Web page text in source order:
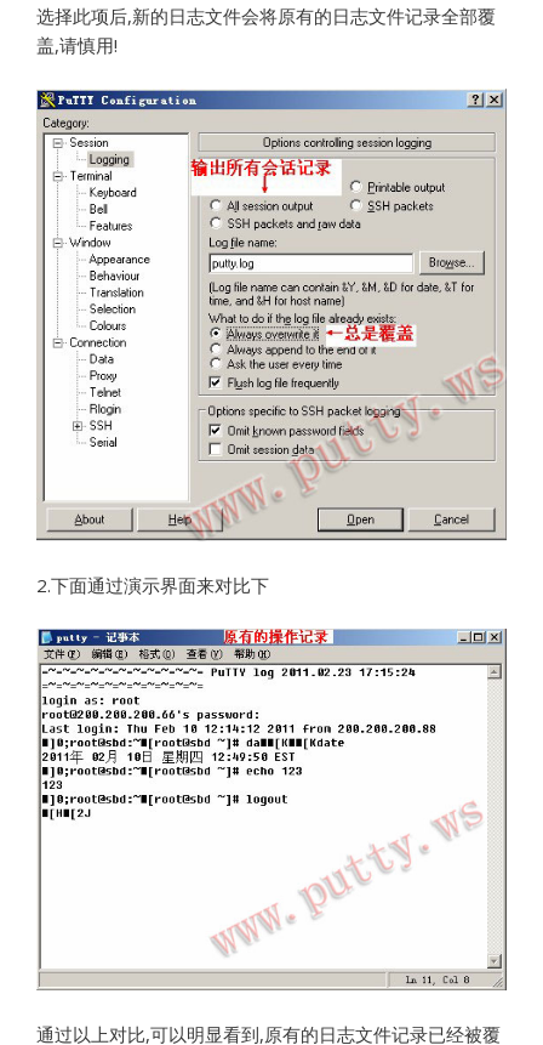
选择此项后,新的日志文件会将原有的日志文件记录全部覆
盖,请慎用!
2.下面通过演示界面来对比下
通过以上对比,可以明显看到,原有的日志文件记录已经被覆